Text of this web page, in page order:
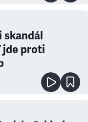
skandál
jde proti